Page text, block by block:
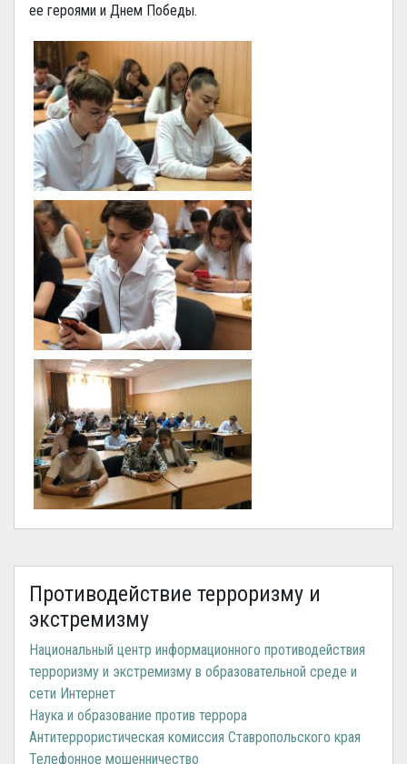
ее героями и Днем Победы.
Противодействие терроризму и
экстремизму
Национальный центр информационного противодействия
терроризму и экстремизму в образовательной среде и
сети Интернет
Наука и образование против террора
Антитеррористическая комиссия Ставропольского края
Телефонное мошенничество